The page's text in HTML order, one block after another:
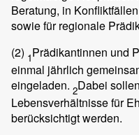
Beratung, in
sowie für regionale
(2) 1Prädikantinnen und
einmal jährlich
eingeladen. 2Dabei
Lebensverhältnisse für
berücksichtigt werden.